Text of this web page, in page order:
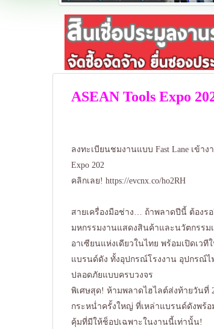
ASEAN Tools Expo
ลงทะเบียนชมงานแบบ Fast Lane เข้า
Expo 202
คลิกเลย! https://evcnx.co/ho2RH
สายเครื่องมือช่าง… ถ้าพลาดปีนี้ ต้องรอ
มหกรรมงานแสดงสินค้าและนวัตกรรม
อาเซียนแห่งเดียวในไทย พร้อมเปิดเว
แบรนด์ดัง ทั้งอุปกรณ์โรงงาน อุปกรณ์
ปลอดภัยแบบครบวงจร
พิเศษสุด! ห้ามพลาดไฮไลต์ส่งท้ายวันที่
กระหน่ำครั้งใหญ่ ที่เหล่าแบรนด์ดังพร้
คุ้มที่มีให้ช็อปเฉพาะในงานนี้เท่านั้น!